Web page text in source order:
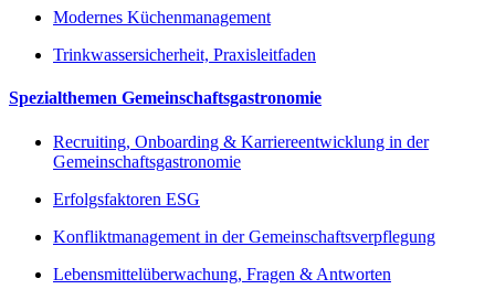
Modernes Küchenmanagement
Trinkwassersicherheit, Praxisleitfaden
Spezialthemen Gemeinschaftsgastronomie
Recruiting, Onboarding & Karriereentwicklung in der
Gemeinschaftsgastronomie
Erfolgsfaktoren ESG
Konfliktmanagement in der Gemeinschaftsverpflegung
Lebensmittelüberwachung, Fragen & Antworten